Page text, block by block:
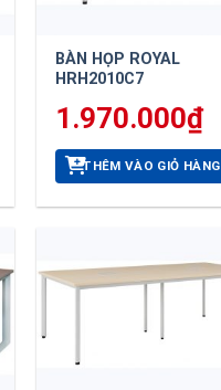
BÀN HỌP ROYAL
HRH2010C7
1.970.000₫
THÊM VÀO GIỎ HÀNG